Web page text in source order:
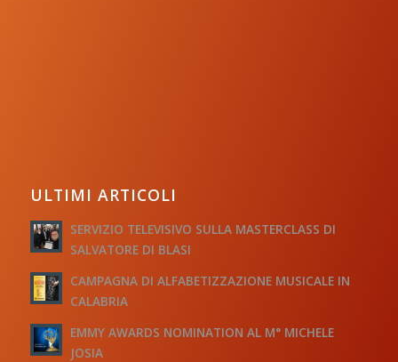
ULTIMI ARTICOLI
SERVIZIO TELEVISIVO SULLA MASTERCLASS DI
SALVATORE DI BLASI
CAMPAGNA DI ALFABETIZZAZIONE MUSICALE IN
CALABRIA
EMMY AWARDS NOMINATION AL M° MICHELE
JOSIA